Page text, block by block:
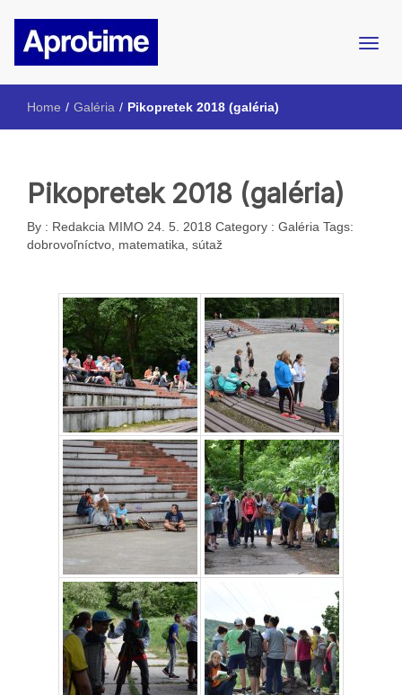
Aprotime
Internetový magazín ŠpMNDaG
Home / Galéria / Pikopretek 2018 (galéria)
Pikopretek 2018 (galéria)
By : Redakcia MIMO 24. 5. 2018 Category : Galéria Tags:
dobrovoľníctvo matematika sútaž